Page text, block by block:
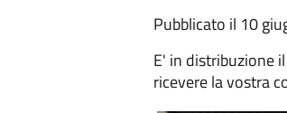
Pubblicato il 10
E' in distribuzione
ricevere la vostra